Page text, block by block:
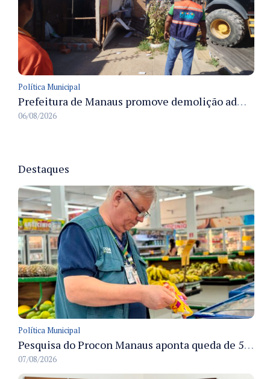
Política Municipal
Prefeitura de Manaus promove demolição administrativa de cinco estruturas que ocupavam calçada pública
06/08/2026
Destaques
Política Municipal
Pesquisa do Procon Manaus aponta queda de 5,18% no valor médio da cesta básica em agosto
07/08/2026